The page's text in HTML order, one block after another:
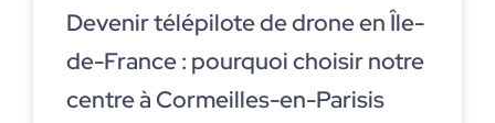
Devenir télépilote de drone en Île-
de-France : pourquoi choisir notre
centre à Cormeilles-en-Parisis